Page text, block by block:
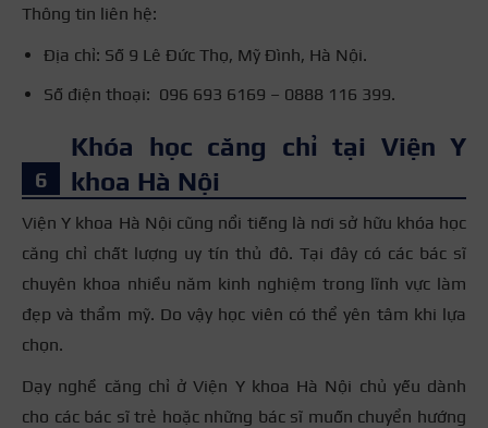
Thông tin liên hệ:
Địa chỉ: Số 9 Lê Đức Thọ, Mỹ Đình, Hà Nội.
Số điện thoại: 096 693 6169 – 0888 116 399.
Khóa học căng chỉ tại Viện Y
khoa Hà Nội
Viện Y khoa Hà Nội cũng nổi tiếng là nơi sở hữu khóa học
căng chỉ chất lượng uy tín thủ đô. Tại đây có các bác sĩ
chuyên khoa nhiều năm kinh nghiệm trong lĩnh vực làm
đẹp và thẩm mỹ. Do vậy học viên có thể yên tâm khi lựa
chọn.
Dạy nghề căng chỉ ở Viện Y khoa Hà Nội chủ yếu dành
cho các bác sĩ trẻ hoặc những bác sĩ muốn chuyển hướng